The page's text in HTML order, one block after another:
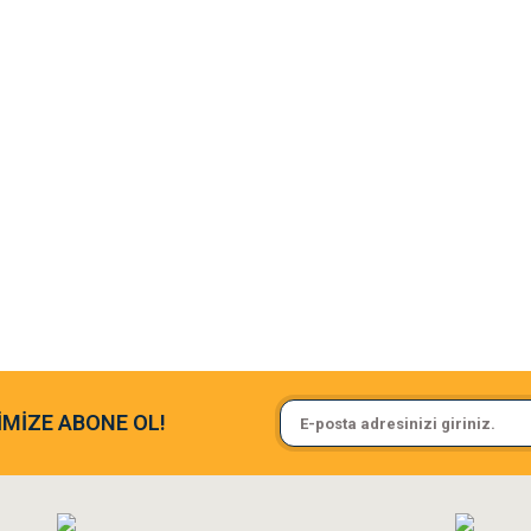
ve paketlemesine bayıldım
Sa**** On******
Pamuk için aradığım tüm
ABONE OL!